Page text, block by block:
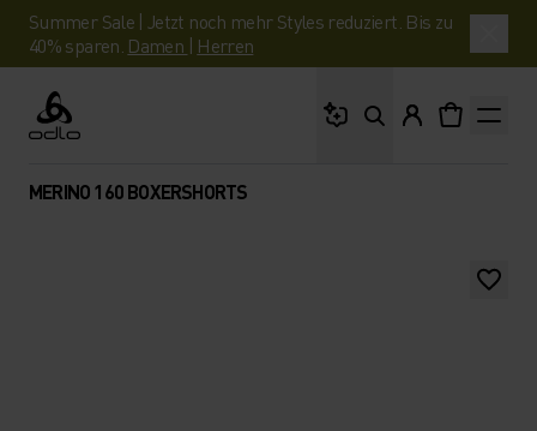
Summer Sale | Jetzt noch mehr Styles reduziert. Bis zu
40% sparen. Damen | Herren
Odlo
MERINO 160 BOXERSHORTS